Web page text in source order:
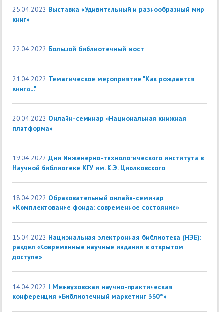
25.04.2022 Выставка «Удивительный и разнообразный мир
книг»
22.04.2022 Большой библиотечный мост
21.04.2022 Тематическое мероприятие "Как рождается
книга..."
20.04.2022 Онлайн-семинар «Национальная книжная
платформа»
19.04.2022 Дни Инженерно-технологического института в
Научной библиотеке КГУ им. К.Э. Циолковского
18.04.2022 Образовательный онлайн-семинар
«Комплектование фонда: современное состояние»
15.04.2022 Национальная электронная библиотека (НЭБ):
раздел «Современные научные издания в открытом
доступе»
14.04.2022 I Межвузовская научно-практическая
конференция «Библиотечный маркетинг 360°»